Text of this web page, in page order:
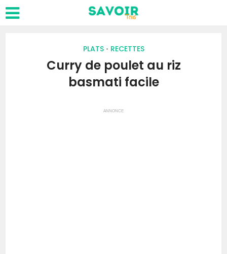
PLATS • RECETTES
Curry de poulet au riz
basmati facile
ANNONCE